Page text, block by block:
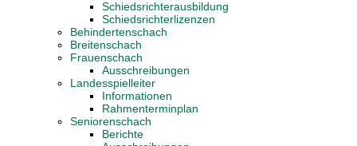
Schiedsrichterausbildung
Schiedsrichterlizenzen
Behindertenschach
Breitenschach
Frauenschach
Ausschreibungen
Landesspielleiter
Informationen
Rahmenterminplan
Seniorenschach
Berichte